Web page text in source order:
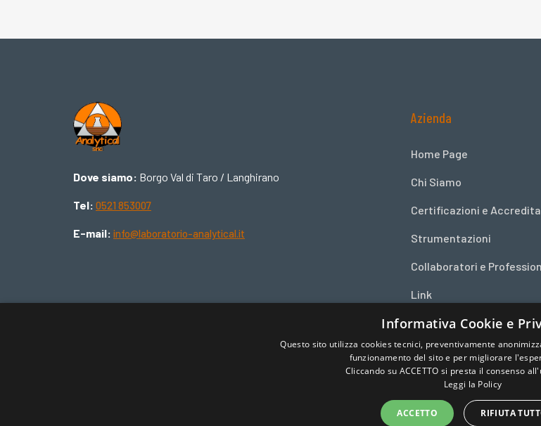
Dove siamo: Borgo Val di Taro / Langhirano
Tel: 0521 853007
E-mail: info@laboratorio-analytical.it
Azienda
Home Page
Chi Siamo
Certificazioni e
Strumentazioni
Collaboratori e
Link
Istruzione operativa
Contatti
Informativa Cookie e
Questo sito utilizza cookies tecnici, preventivamente
funzionamento del sito e per migliorare
Cliccando su ACCETTO si presta il consenso
Leggi la Policy
ACCETTO RIFIUTA